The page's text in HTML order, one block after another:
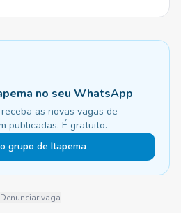
no seu WhatsApp
as novas vagas de
publicadas. É gratuito.
grupo de Itapema
Denunciar vaga